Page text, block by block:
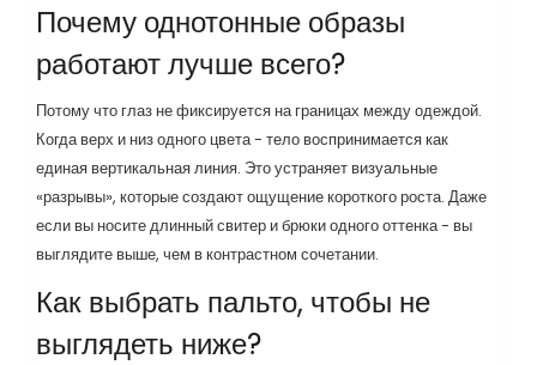
Почему однотонные образы
работают лучше всего?
Потому что глаз не фиксируется на границах между одеждой.
Когда верх и низ одного цвета - тело воспринимается как
единая вертикальная линия. Это устраняет визуальные
«разрывы», которые создают ощущение короткого роста. Даже
если вы носите длинный свитер и брюки одного оттенка - вы
выглядите выше, чем в контрастном сочетании.
Как выбрать пальто, чтобы не
выглядеть ниже?